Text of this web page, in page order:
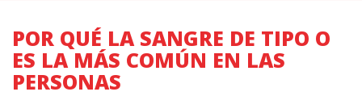
POR QUÉ LA SANGRE DE TIPO O
ES LA MÁS COMÚN EN LAS
PERSONAS